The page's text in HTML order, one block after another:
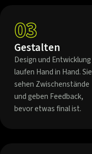
03
Gestalten
Design und Entwicklung
laufen Hand in Hand. Sie
sehen Zwischenstände
und geben Feedback,
bevor etwas final ist.